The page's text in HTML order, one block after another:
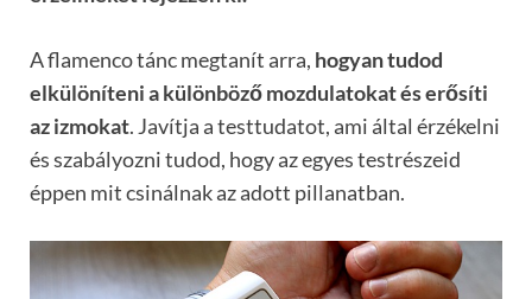
A flamenco tánc megtanít arra, hogyan tudod
elkülöníteni a különböző mozdulatokat és erősíti
az izmokat. Javítja a testtudatot, ami által érzékelni
és szabályozni tudod, hogy az egyes testrészeid
éppen mit csinálnak az adott pillanatban.